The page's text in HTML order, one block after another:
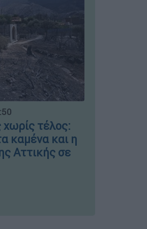
χωρίς τέλος:
καμένα και η
Αττικής σε